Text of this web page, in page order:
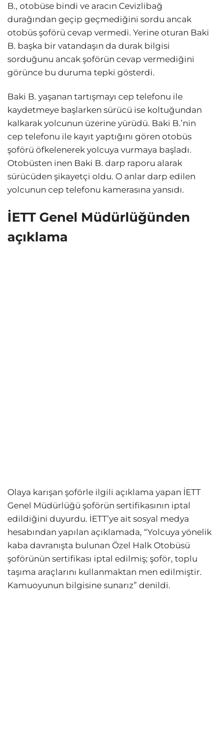
B., otobüse bindi ve aracın Cevizlibağ
durağından geçip geçmediğini sordu ancak
otobüs şoförü cevap vermedi. Yerine oturan Baki
B. başka bir vatandaşın da durak bilgisi
sorduğunu ancak şoförün cevap vermediğini
görünce bu duruma tepki gösterdi.
Baki B. yaşanan tartışmayı cep telefonu ile
kaydetmeye başlarken sürücü ise koltuğundan
kalkarak yolcunun üzerine yürüdü. Baki B.’nin
cep telefonu ile kayıt yaptığını gören otobüs
şoförü öfkelenerek yolcuya vurmaya başladı.
Otobüsten inen Baki B. darp raporu alarak
sürücüden şikayetçi oldu. O anlar darp edilen
yolcunun cep telefonu kamerasına yansıdı.
İETT Genel Müdürlüğünden
açıklama
Olaya karışan şoförle ilgili açıklama yapan İETT
Genel Müdürlüğü şoförün sertifikasının iptal
edildiğini duyurdu. İETT’ye ait sosyal medya
hesabından yapılan açıklamada, “Yolcuya yönelik
kaba davranışta bulunan Özel Halk Otobüsü
şoförünün sertifikası iptal edilmiş; şoför, toplu
taşıma araçlarını kullanmaktan men edilmiştir.
Kamuoyunun bilgisine sunarız” denildi.